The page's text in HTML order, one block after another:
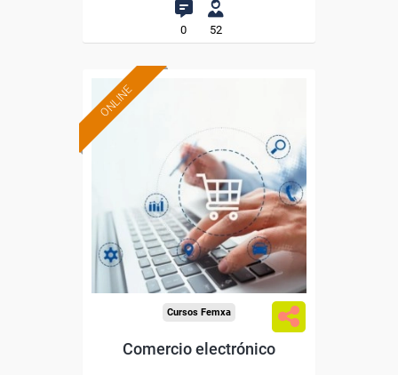
0 52
ONLINE
Formación 100%
subvencionada.
Para desempleados,
trabajadores y autónomos
de Cantabria.
Para todos los sectores.
Cursos Femxa
Comercio electrónico